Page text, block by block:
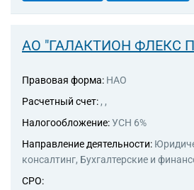
АО "ГАЛАКТИОН ФЛЕКС
Правовая форма: НАО
Расчетный счет: , ,
Налогообложение:УСН 6%
Направление деятельности:
консалтинг, Бухгалтерские и
СРО: